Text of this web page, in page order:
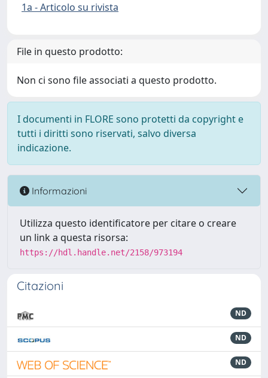
1a - Articolo su rivista
File in questo prodotto:
Non ci sono file associati a questo prodotto.
I documenti in FLORE sono protetti da copyright e
tutti i diritti sono riservati, salvo diversa
indicazione.
Informazioni
Utilizza questo identificatore per citare o creare
un link a questa risorsa:
https://hdl.handle.net/2158/973194
Citazioni
ND
ND
ND